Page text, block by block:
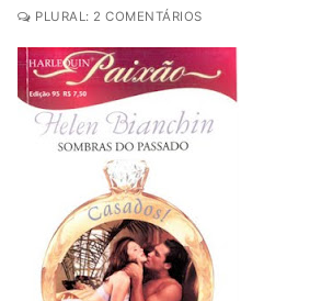
PLURAL: 2 COMENTÁRIOS